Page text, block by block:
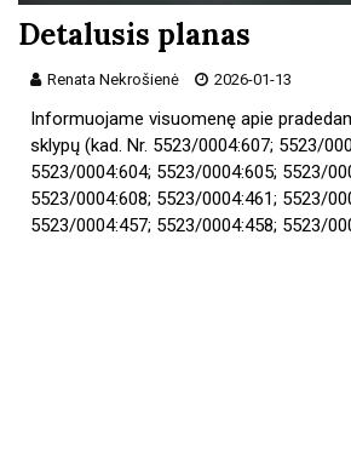
Detalusis planas
Renata Nekrošienė 2026-01-13
Informuojame visuomenę apie
sklypų (kad. Nr. 5523/0004:607; 5523/
5523/0004:604; 5523/0004:605; 5523/
5523/0004:608; 5523/0004:461; 5523/
5523/0004:457; 5523/0004:458; 5523/